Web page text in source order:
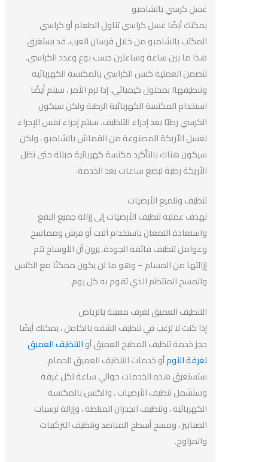
غسل كرسي بالشامبو
يمكنك أيضًا غسل كراسي تناول الطعام أو كراسي
المكتب بالشامبو من خلال فرسان العرب. قد يستغرق
هذا ما بين ساعة وساعتين حسب نوع وعدد الكراسي.
تتضمن العملية كنس الكراسي بالمكنسة الكهربائية
وتنظيفهاا بمحلول كيميائي. إذا لزم الأمر ، سيتم أيضًا
استخدام المكنسة الكهربائية الرطبة ولكن سيكون
الكرسي رطبًا بعد إجراء التنظيف. سيتم إجراء نفس الإجراء
لغسل الأريكة المصنوعة من القماش بالشامبو ، ولكن
سيكون هناك بالتأكيد مكنسة كهربائية مبللة حتى تظل
الأريكة رطبة لبضع ساعات بعد الخدمة.
تنظيف وتلميع الأرضيات
تهدف عملية تنظيف الأرضيات إلى إزالة جميع البقع
واستعادة اللمعان باستخدام آلات أو فرش ومماسح
وعوامل تنظيف فائقة الجودة. يرون أن الأوساخ تتم
إزالتها من المسام – وهو ما لن يكون ممكنًا مع الكنس
والمسح المنتظم الذي تقوم به كل يوم.
التنظيف العميق لغرف معينة بالرياض
إذا كنت لا ترغب في تنظيف الشقه بالكامل ، يمكنك أيضًا
حجز خدمة تنظيف المطبخ العميق أوالتنظيف العميق
لغرفة النومأو خدمات التنظيف العميق للحمام.
ستستغرق هذه الخدمات حوالي ساعة لكل غرفة
وستشمل تنظيف الأرضيات ، والكنس بالمكنسة
الكهربائية ، وتنظيف الجدران المبلطة ، وإزالة ترسبات
الصنابير ، ومسح أسطح المناضد وتنظيف التركيبات
والمراوح.